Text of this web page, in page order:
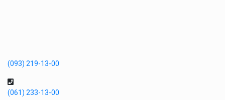
(093) 219-13-00
(061) 233-13-00